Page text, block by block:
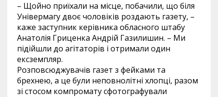
– Щойно приїхали на місце, побачили, що біля
Універмагу двоє чоловіків роздають газету, –
каже заступник керівника обласного штабу
Анатолія Гриценка Андрій Газилишин. – Ми
підійшли до агітаторів і отримали один
ексземпляр.
Розповсюджувачів газет з фейками та
брехнею, а це були неповнолітні хлопці, разом
зі стосом компромату сфотографували